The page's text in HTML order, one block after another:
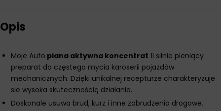
Opis
Moje Auto piana aktywna koncentrat 1l silnie pieniący
preparat do częstego mycia karoserii pojazdów
mechanicznych. Dzięki unikalnej recepturze charakteryzuje
sie wysoka skutecznością działania.
Doskonale usuwa brud, kurz i inne zabrudzenia drogowe.